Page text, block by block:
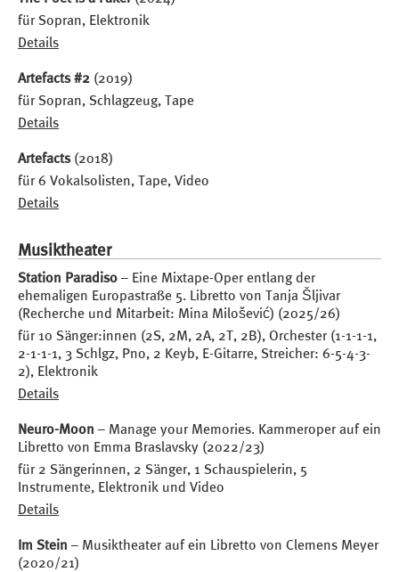
für Sopran, Elektronik
Details
Artefacts #2 (2019)
für Sopran, Schlagzeug, Tape
Details
Artefacts(2018)
für 6 Vokalsolisten, Tape, Video
Details
Musiktheater
Station Paradiso – Eine Mixtape-Oper entlang der
ehemaligen Europastraße 5. Libretto von Tanja Šljivar
(Recherche und Mitarbeit: Mina Milošević) (2025/26)
für 10 Sänger:innen (2S, 2M, 2A, 2T, 2B), Orchester (1-1-1-1,
2-1-1-1, 3 Schlgz, Pno, 2 Keyb, E-Gitarre, Streicher: 6-5-4-3-
2), Elektronik
Details
Neuro-Moon – Manage your Memories. Kammeroper auf ein
Libretto von Emma Braslavsky (2022/23)
für 2 Sängerinnen, 2 Sänger, 1 Schauspielerin, 5
Instrumente, Elektronik und Video
Details
Im Stein – Musiktheater auf ein Libretto von Clemens Meyer
(2020/21)